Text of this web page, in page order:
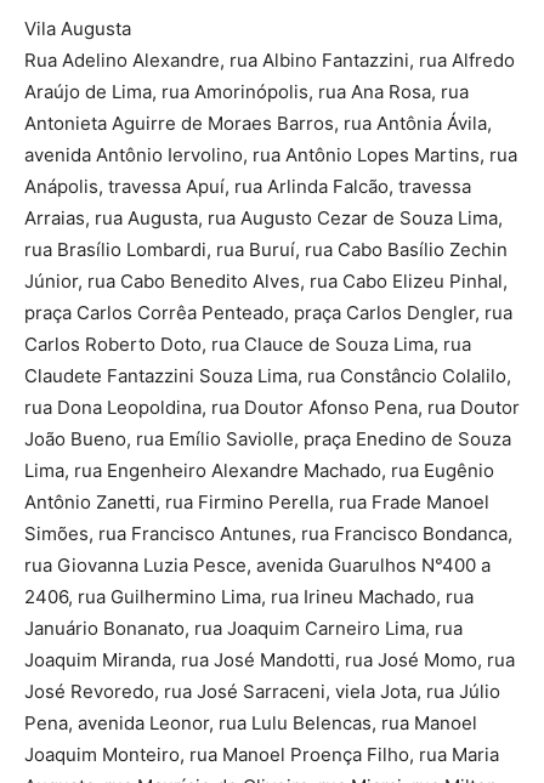
Vila Augusta
Rua Adelino Alexandre, rua Albino Fantazzini, rua Alfredo
Araújo de Lima, rua Amorinópolis, rua Ana Rosa, rua
Antonieta Aguirre de Moraes Barros, rua Antônia Ávila,
avenida Antônio Iervolino, rua Antônio Lopes Martins, rua
Anápolis, travessa Apuí, rua Arlinda Falcão, travessa
Arraias, rua Augusta, rua Augusto Cezar de Souza Lima,
rua Brasílio Lombardi, rua Buruí, rua Cabo Basílio Zechin
Júnior, rua Cabo Benedito Alves, rua Cabo Elizeu Pinhal,
praça Carlos Corrêa Penteado, praça Carlos Dengler, rua
Carlos Roberto Doto, rua Clauce de Souza Lima, rua
Claudete Fantazzini Souza Lima, rua Constâncio Colalilo,
rua Dona Leopoldina, rua Doutor Afonso Pena, rua Doutor
João Bueno, rua Emílio Saviolle, praça Enedino de Souza
Lima, rua Engenheiro Alexandre Machado, rua Eugênio
Antônio Zanetti, rua Firmino Perella, rua Frade Manoel
Simões, rua Francisco Antunes, rua Francisco Bondanca,
rua Giovanna Luzia Pesce, avenida Guarulhos N°400 a
2406, rua Guilhermino Lima, rua Irineu Machado, rua
Januário Bonanato, rua Joaquim Carneiro Lima, rua
Joaquim Miranda, rua José Mandotti, rua José Momo, rua
José Revoredo, rua José Sarraceni, viela Jota, rua Júlio
Pena, avenida Leonor, rua Lulu Belencas, rua Manoel
Joaquim Monteiro, rua Manoel Proença Filho, rua Maria